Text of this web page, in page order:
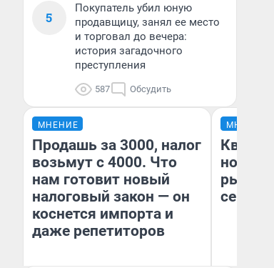
5
Покупатель убил юную
продавщицу, занял ее место
и торговал до вечера:
история загадочного
преступления
587 Обсудить
МНЕНИЕ
Продашь за 3000, налог
возьмут с 4000. Что
нам готовит новый
налоговый закон — он
коснется импорта и
даже репетиторов
МНЕНИЕ
но
рынок